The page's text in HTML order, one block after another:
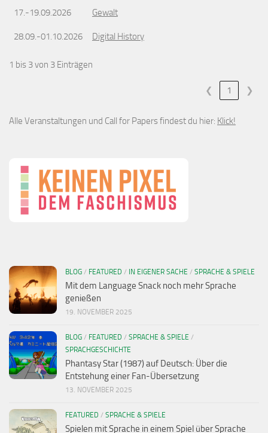
17.-19.09.2026 Gewalt
28.09.-01.10.2026 Digital History
1 bis 3 von 3 Einträgen
❮ 1 ❯
Alle Veranstaltungen und Call for Papers findest du hier: Klick!
BLOG / FEATURED / IN EIGENER SACHE / SPRACHE & SPIELE
Mit dem Language Snack noch mehr Sprache
genießen
19. NOVEMBER 2025
BLOG / FEATURED / SPRACHE & SPIELE /
SPRACHGESCHICHTE
Phantasy Star (1987) auf Deutsch: Über die
Entstehung einer Fan-Übersetzung
13. NOVEMBER 2025
FEATURED / SPRACHE & SPIELE
Spielen mit Sprache in einem Spiel über Sprache